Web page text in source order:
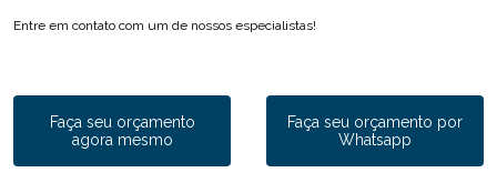
Entre em contato com um de nossos especialistas!
Faça seu orçamento
agora mesmo
Faça seu orçamento por
Whatsapp